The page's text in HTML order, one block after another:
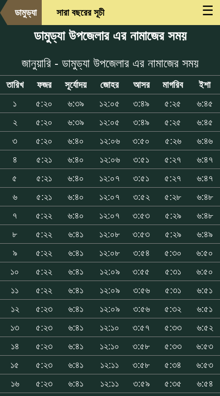
☰
ডামুড্যা সারা বছরের সূচী
ডামুড্যা উপজেলার এর নামাজের সময়
জানুয়ারি - ডামুড্যা উপজেলার এর নামাজের সময়
তারিখ ফজর সূর্যোদয় জোহর আসর মাগরিব
ইশা
১
৫:২০ ৬:৩৯ ১২:০৫ ৩:৪৯ ৫:২৫
৬:৪৫
২
৫:২০ ৬:৩৯ ১২:০৫ ৩:৪৯ ৫:২৫
৬:৪৫
৩
৫:২০ ৬:৪০ ১২:০৬ ৩:৫০ ৫:২৬
৬:৪৬
৪
৫:২১ ৬:৪০ ১২:০৬ ৩:৫১ ৫:২৭
৬:৪৭
৫
৫:২১ ৬:৪০ ১২:০৭ ৩:৫১ ৫:২৭
৬:৪৭
৬
৫:২১ ৬:৪০ ১২:০৭ ৩:৫২ ৫:২৮
৬:৪৮
৭
৫:২২ ৬:৪০ ১২:০৭ ৩:৫৩ ৫:২৯
৬:৪৮
৮
৫:২২ ৬:৪১ ১২:০৮ ৩:৫৩ ৫:২৯
৬:৪৯
৯
৫:২২ ৬:৪১ ১২:০৮ ৩:৫৪ ৫:৩০
৬:৫০
১০
৫:২২ ৬:৪১ ১২:০৯ ৩:৫৫ ৫:৩১
৬:৫০
১১
৫:২২ ৬:৪১ ১২:০৯ ৩:৫৬ ৫:৩১
৬:৫১
১২
৫:২৩ ৬:৪১ ১২:০৯ ৩:৫৬ ৫:৩২
৬:৫১
১৩
৫:২৩ ৬:৪১ ১২:১০ ৩:৫৭ ৫:৩৩
৬:৫২
১৪
৫:২৩ ৬:৪১ ১২:১০ ৩:৫৮ ৫:৩৩
৬:৫৩
১৫
৫:২৩ ৬:৪১ ১২:১১ ৩:৫৮ ৫:৩৪
৬:৫৩
১৬
৫:২৩ ৬:৪১ ১২:১১ ৩:৫৯ ৫:৩৫
৬:৫৪